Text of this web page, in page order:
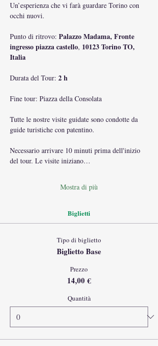
Un’esperienza che vi farà guardare Torino con
occhi nuovi.
Punto di ritrovo: Palazzo Madama, Fronte
ingresso piazza castello, 10123 Torino TO,
Italia
Durata del Tour: 2 h
Fine tour: Piazza della Consolata
Tutte le nostre visite guidate sono condotte da
guide turistiche con patentino.
Necessario arrivare 10 minuti prima dell'inizio
del tour. Le visite iniziano…
Mostra di più
Biglietti
Tipo di biglietto
Biglietto Base
Prezzo
14,00 €
Quantità